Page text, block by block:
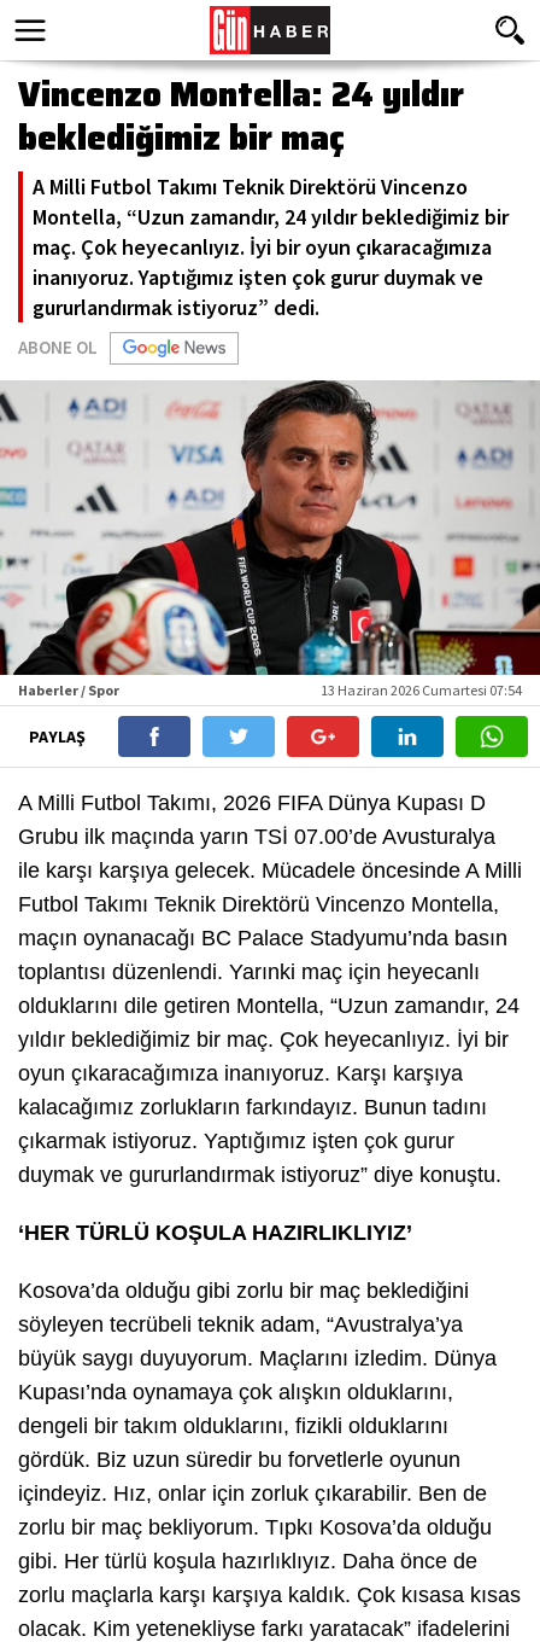
Vincenzo Montella: 24 yıldır
beklediğimiz bir maç
A Milli Futbol Takımı Teknik Direktörü Vincenzo
Montella, “Uzun zamandır, 24 yıldır beklediğimiz bir
maç. Çok heyecanlıyız. İyi bir oyun çıkaracağımıza
inanıyoruz. Yaptığımız işten çok gurur duymak ve
gururlandırmak istiyoruz” dedi.
ABONE OL
Haberler / Spor 13 Haziran 2026 Cumartesi 07:54
PAYLAŞ
A Milli Futbol Takımı, 2026 FIFA Dünya Kupası D
Grubu ilk maçında yarın TSİ 07.00’de Avusturalya
ile karşı karşıya gelecek. Mücadele öncesinde A Milli
Futbol Takımı Teknik Direktörü Vincenzo Montella,
maçın oynanacağı BC Palace Stadyumu’nda basın
toplantısı düzenlendi. Yarınki maç için heyecanlı
olduklarını dile getiren Montella, “Uzun zamandır, 24
yıldır beklediğimiz bir maç. Çok heyecanlıyız. İyi bir
oyun çıkaracağımıza inanıyoruz. Karşı karşıya
kalacağımız zorlukların farkındayız. Bunun tadını
çıkarmak istiyoruz. Yaptığımız işten çok gurur
duymak ve gururlandırmak istiyoruz” diye konuştu.
‘HER TÜRLÜ KOŞULA HAZIRLIKLIYIZ’
Kosova’da olduğu gibi zorlu bir maç beklediğini
söyleyen tecrübeli teknik adam, “Avustralya’ya
büyük saygı duyuyorum. Maçlarını izledim. Dünya
Kupası’nda oynamaya çok alışkın olduklarını,
dengeli bir takım olduklarını, fizikli olduklarını
gördük. Biz uzun süredir bu forvetlerle oyunun
içindeyiz. Hız, onlar için zorluk çıkarabilir. Ben de
zorlu bir maç bekliyorum. Tıpkı Kosova’da olduğu
gibi. Her türlü koşula hazırlıklıyız. Daha önce de
zorlu maçlarla karşı karşıya kaldık. Çok kısasa kısas
olacak. Kim yetenekliyse farkı yaratacak” ifadelerini